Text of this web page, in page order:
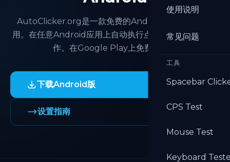
使用说明
常见问题
工具
Spacebar
CPS Test
Mouse Test
Keyboard
AutoClicker.org是一款免费的Android自动点击器应
用。在任意Android应用上自动执行点击、滑动和滚动操
作。在Google Play上免费下载。
下载Android版
设置指南